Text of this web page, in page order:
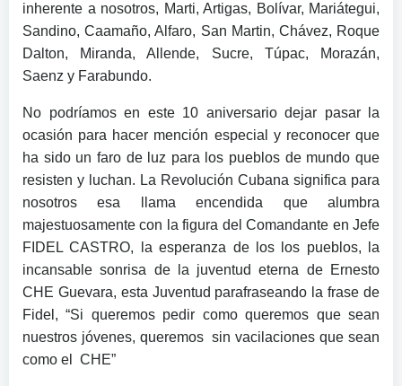
inherente a nosotros, Marti, Artigas, Bolívar, Mariátegui,
Sandino, Caamaño, Alfaro, San Martin, Chávez, Roque
Dalton, Miranda, Allende, Sucre, Túpac, Morazán,
Saenz y Farabundo.
No podríamos en este 10 aniversario dejar pasar la
ocasión para hacer mención especial y reconocer que
ha sido un faro de luz para los pueblos de mundo que
resisten y luchan. La Revolución Cubana significa para
nosotros esa llama encendida que alumbra
majestuosamente con la figura del Comandante en Jefe
FIDEL CASTRO, la esperanza de los los pueblos, la
incansable sonrisa de la juventud eterna de Ernesto
CHE Guevara, esta Juventud parafraseando la frase de
Fidel, “Si queremos pedir como queremos que sean
nuestros jóvenes, queremos sin vacilaciones que sean
como el CHE”